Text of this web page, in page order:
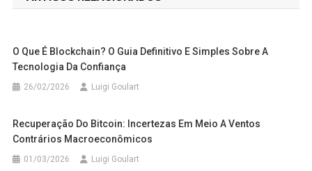
Post
O Que É Blockchain? O Guia Definitivo E Simples Sobre A
Tecnologia Da Confiança
26/02/2026 Luigi Goulart
Recuperação Do Bitcoin: Incertezas Em Meio A Ventos
Contrários Macroeconômicos
01/03/2026 Luigi Goulart